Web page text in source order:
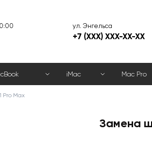
ул. Энгельса
+7 (XXX) XXX-XX-XX
iMac Mac Pro
Pro Max
Замена